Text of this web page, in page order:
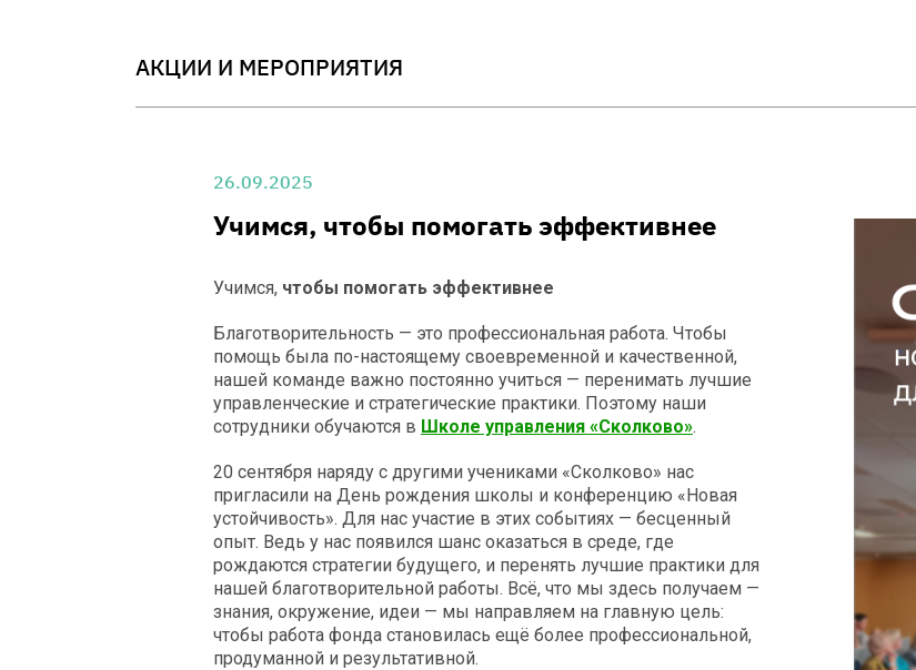
АКЦИИ И МЕРОПРИЯТИЯ
26.09.2025
Учимся, чтобы помогать эффективнее
Учимся, чтобы помогать эффективнее
Благотворительность — это профессиональная работа. Чтобы
помощь была по-настоящему своевременной и качественной,
нашей команде важно постоянно учиться — перенимать лучшие
управленческие и стратегические практики. Поэтому наши
сотрудники обучаются в Школе управления «Сколково».
20 сентября наряду с другими учениками «Сколково» нас
пригласили на День рождения школы и конференцию «Новая
устойчивость». Для нас участие в этих событиях — бесценный
опыт. Ведь у нас появился шанс оказаться в среде, где
рождаются стратегии будущего, и перенять лучшие практики для
нашей благотворительной работы. Всё, что мы здесь получаем —
знания, окружение, идеи — мы направляем на главную цель:
чтобы работа фонда становилась ещё более профессиональной,
продуманной и результативной.